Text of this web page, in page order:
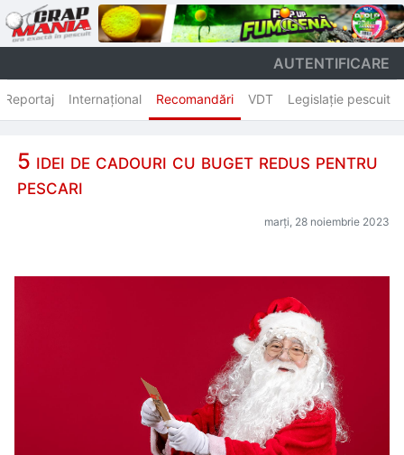
AUTENTIFICARE
Reportaj Internațional Recomandări VDT Legislație pescuit
5 idei de cadouri cu buget redus pentru
pescari
marți, 28 noiembrie 2023